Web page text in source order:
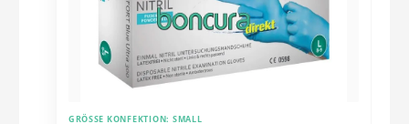
GRÖSSE KONFEKTION: SMALL